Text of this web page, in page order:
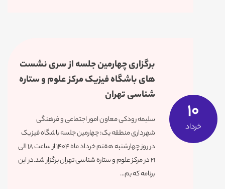
10
خرداد
برگزاری چهارمین جلسه از سری نشست
های باشگاه فیزیک مرکز علوم و ستاره
شناسی تهران
سلیمه رودکی معاون امور اجتماعی و فرهنگی
شهرداری منطقه یک: چهارمین جلسه باشگاه فیزیک
در روز چهارشنبه هفتم خرداد ماه ۱۴۰۴ از ساعت ۱۸ الی
۲۱ در مرکز علوم و ستاره شناسی تهران برگزار شد.در این
برنامه که بم...